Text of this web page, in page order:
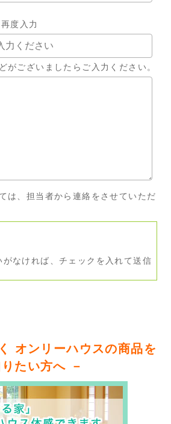
度入力
がございましたらご入力ください。
は、担当者から連絡をさせていただ
なければ、チェックを入れて送信
オンリーハウスの商品を
たい方へ －